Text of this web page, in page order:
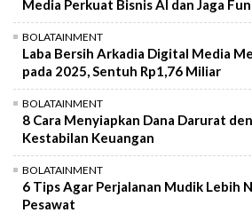
Media Perkuat Bisnis AI dan Jaga
BOLATAINMENT
Laba Bersih Arkadia Digital Media
pada 2025, Sentuh Rp1,76 Miliar
BOLATAINMENT
8 Cara Menyiapkan Dana Darurat
Kestabilan Keuangan
BOLATAINMENT
6 Tips Agar Perjalanan Mudik Lebih
Pesawat